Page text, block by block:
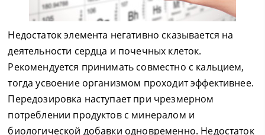
Недостаток элемента негативно сказывается на
деятельности сердца и почечных клеток.
Рекомендуется принимать совместно с кальцием,
тогда усвоение организмом проходит эффективнее.
Передозировка наступает при чрезмерном
потреблении продуктов с минералом и
биологической добавки одновременно. Недостаток